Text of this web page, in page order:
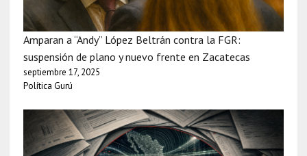
Amparan a “Andy” López Beltrán contra la FGR:
suspensión de plano y nuevo frente en Zacatecas
septiembre 17, 2025
Política Gurú